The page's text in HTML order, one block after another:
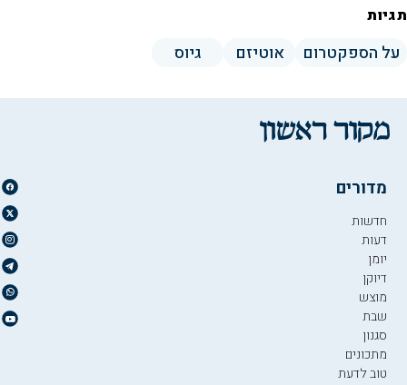
תגיות
על הספקטרום אוטיזם גיוס
מדורים
חדשות
דעות
יומן
דיוקן
מוצש
שבת
סגנון
מתכונים
טוב לדעת